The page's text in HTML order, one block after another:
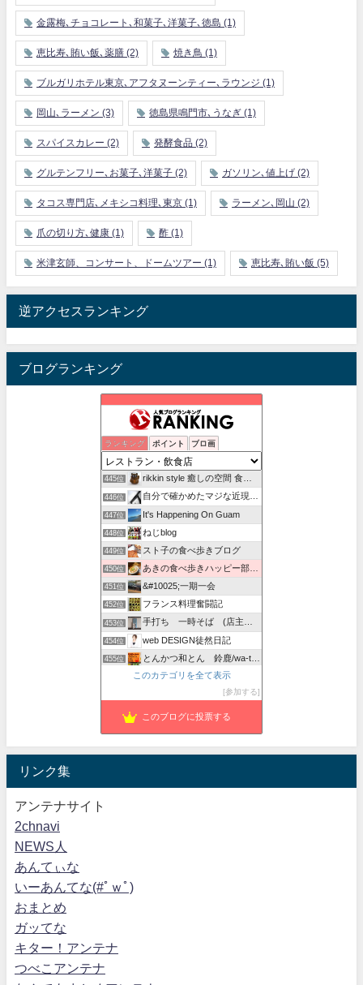
金露梅､チョコレート､和菓子､洋菓子､徳島 (1)
恵比寿､賄い飯､薬膳 (2) 焼き鳥 (1)
ブルガリホテル東京､アフタヌーンティー､ラウンジ (1)
岡山､ラーメン (3) 徳島県鳴門市､うなぎ (1)
スパイスカレー (2) 発酵食品 (2)
グルテンフリー､お菓子､洋菓子 (2) ガソリン､値上げ (2)
タコス専門店､メキシコ料理､東京 (1) ラーメン､岡山 (2)
爪の切り方､健康 (1) 酢 (1)
米津玄師、コンサート、ドームツアー (1) 恵比寿､賄い飯 (5)
逆アクセスランキング
ブログランキング
ランキング ポイント ブロ画
443位 ザ・激辛日記！！
444位 正しい"迷惑な猫"の駆除方法と、狩猟、偏執的猫愛誤者について
445位 rikkin style 癒しの空間 食と癒しを探しに行こう
446位 自分で確かめたマジな近現代史・グルメな蕎麦・キレイなお花さん
447位 It's Happening On Guam
448位 ねじblog
449位 スト子の食べ歩きブログ
450位 あきの食べ歩きハッピー部 - あきの食べ歩きハッピー部
451位 &#10025;一期一会
452位 フランス料理奮闘記
453位 手打ち 一時そば (店主の軟式ホームページ）
454位 web DESIGN徒然日記
455位 とんかつ和とん 鈴鹿/wa-ton.com/三重県
蕗の薹 -きままに-
「丹波の野菜と鹿料理 無鹿」の日記
このカテゴリを全て表示
参加する
このブログに投票する
リンク集
アンテナサイト
2chnavi
NEWS人
あんてぃな
いーあんてな(#ﾟｗﾟ)
おまとめ
ガッてな
キター！アンテナ
つべこアンテナ